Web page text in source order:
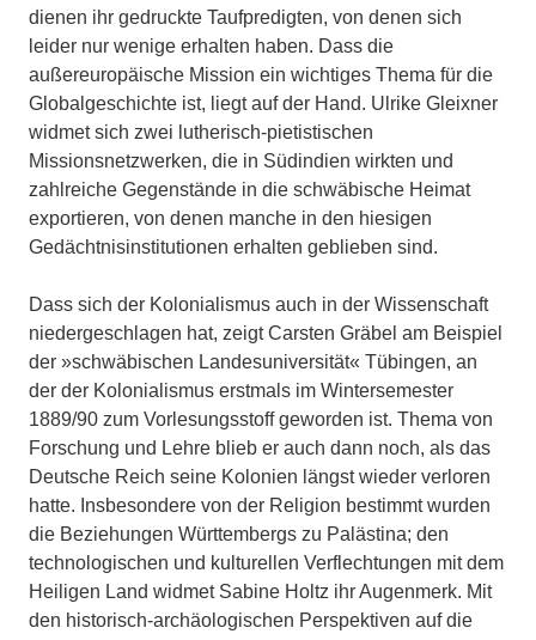
dienen ihr gedruckte Taufpredigten, von denen sich
leider nur wenige erhalten haben. Dass die
außereuropäische Mission ein wichtiges Thema für die
Globalgeschichte ist, liegt auf der Hand. Ulrike Gleixner
widmet sich zwei lutherisch-pietistischen
Missionsnetzwerken, die in Südindien wirkten und
zahlreiche Gegenstände in die schwäbische Heimat
exportieren, von denen manche in den hiesigen
Gedächtnisinstitutionen erhalten geblieben sind.
Dass sich der Kolonialismus auch in der Wissenschaft
niedergeschlagen hat, zeigt Carsten Gräbel am Beispiel
der »schwäbischen Landesuniversität« Tübingen, an
der der Kolonialismus erstmals im Wintersemester
1889/90 zum Vorlesungsstoff geworden ist. Thema von
Forschung und Lehre blieb er auch dann noch, als das
Deutsche Reich seine Kolonien längst wieder verloren
hatte. Insbesondere von der Religion bestimmt wurden
die Beziehungen Württembergs zu Palästina; den
technologischen und kulturellen Verflechtungen mit dem
Heiligen Land widmet Sabine Holtz ihr Augenmerk. Mit
den historisch-archäologischen Perspektiven auf die